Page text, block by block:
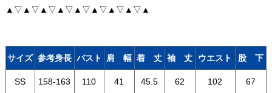
▲▽▲▽▲▽▲▽▲▽▲▽▲▽▲▽▲
サイズ 参考身長 バスト 肩 幅 着 丈 袖 丈 ウエスト 股 下
SS 158-163 110 41 45.5 62 102 67